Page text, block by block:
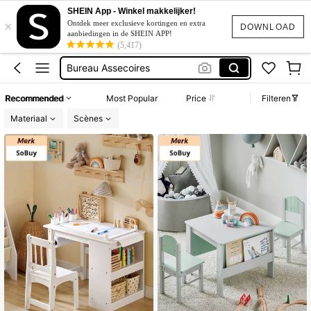
DOWNLOAD
×
SHEIN App - Winkel makkelijker!
Ontdek meer exclusieve kortingen en extra
aanbiedingen in de SHEIN APP!
(5,417)
Makeup Tafel
Kids Bureau
Bureau Assecoires
Makeup Tafel
Kids Bureau
Recommended Most Popular Price
Filteren
Materiaal
Scènes